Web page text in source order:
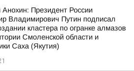
Анохин: Президент России
Владимирович Путин подписал
кластера по огранке алмазов
Смоленской области и
Саха (Якутия)